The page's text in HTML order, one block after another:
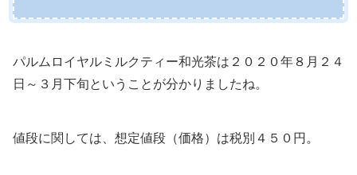
パルムロイヤルミルクティー和光茶は２０２０年８月２４
日～３月下旬ということが分かりましたね。
値段に関しては、想定値段（価格）は税別４５０円。